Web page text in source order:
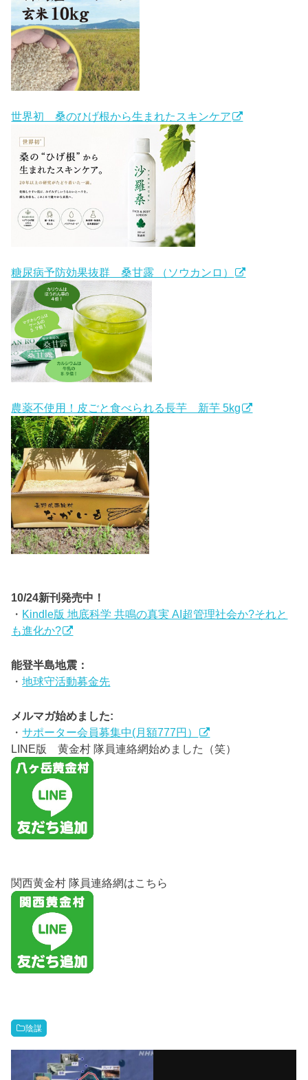
世界初 桑のひげ根から生まれたスキンケア
糖尿病予防効果抜群 桑甘露 （ソウカンロ）
農薬不使用！皮ごと食べられる長芋 新芋 5kg
10/24新刊発売中！
・ Kindle版 地底科学 共鳴の真実 AI超管理社会か?それと
も進化か?
能登半島地震：
・地球守活動募金先
メルマガ始めました:
・サポーター会員募集中(月額777円）
LINE版 黄金村 隊員連絡網始めました（笑）
関西黄金村 隊員連絡網はこちら
陰謀